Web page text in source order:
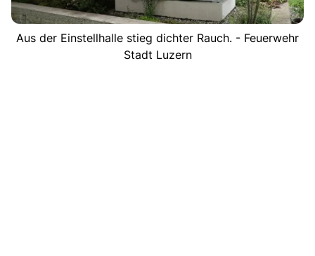
Aus der Einstellhalle stieg dichter Rauch. - Feuerwehr
Stadt Luzern